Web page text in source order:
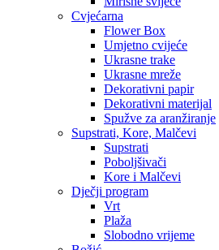
Cvjećarna
Flower Box
Umjetno cvijeće
Ukrasne trake
Ukrasne mreže
Dekorativni papir
Dekorativni materijal
Spužve za aranžiranje
Supstrati, Kore, Malčevi
Supstrati
Poboljšivači
Kore i Malčevi
Dječji program
Vrt
Plaža
Slobodno vrijeme